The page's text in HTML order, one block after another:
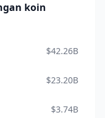
koin
$42.26B
$23.20B
$3.74B